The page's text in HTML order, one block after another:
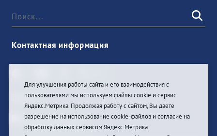
Контактная информация
Войти
Для улучшения работы сайта и его взаимодействия с
пользователями мы используем файлы cookie и сервис
Яндекс.Метрика. Продолжая работу с сайтом, Вы даете
разрешение на использование cookie-файлов и согласие на
обработку данных сервисом Яндекс.Метрика.